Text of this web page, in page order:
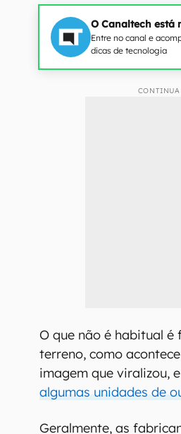
O Canaltech está
Entre no canal e
dicas de tecnologia
O que não é habitual é
terreno, como
imagem que viralizou,
algumas unidades de
Geralmente, as